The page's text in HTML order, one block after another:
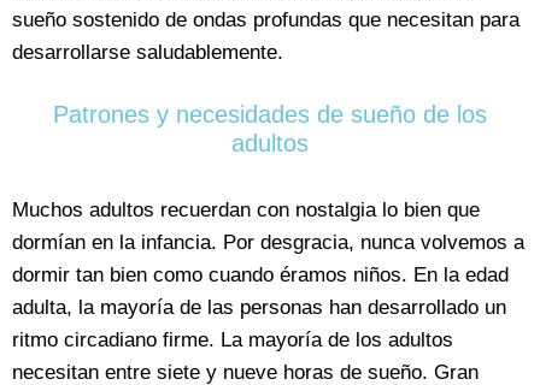
sueño sostenido de ondas profundas que necesitan para
desarrollarse saludablemente.
Patrones y necesidades de sueño de los
adultos
Muchos adultos recuerdan con nostalgia lo bien que
dormían en la infancia. Por desgracia, nunca volvemos a
dormir tan bien como cuando éramos niños. En la edad
adulta, la mayoría de las personas han desarrollado un
ritmo circadiano firme. La mayoría de los adultos
necesitan entre siete y nueve horas de sueño. Gran